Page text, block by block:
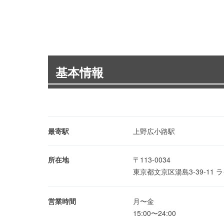
基本情報
最寄駅 上野広小路駅
所在地
〒113-0034
東京都文京区湯島3-39-11
営業時間
月〜金
15:00〜24:00